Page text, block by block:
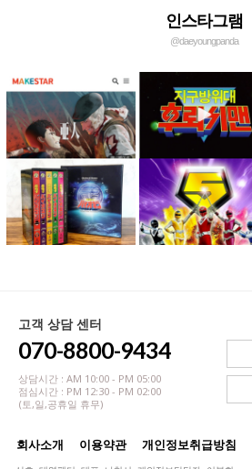
인스타그램
@daeyoungpanda
고객 상담 센터
070-8800-9434
상담시간 : AM 10:00 - PM 05:00
점심시간 : PM 12:30 - PM 02:00
(토,일,공휴일 휴무)
회사소개 이용약관 개인정보취급방침